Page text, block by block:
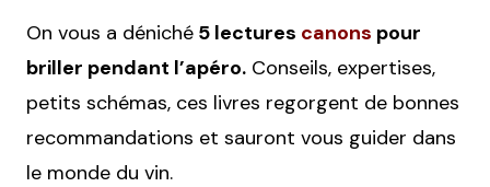
On vous a déniché 5 lectures canons pour
briller pendant l’apéro. Conseils, expertises,
petits schémas, ces livres regorgent de bonnes
recommandations et sauront vous guider dans
le monde du vin.